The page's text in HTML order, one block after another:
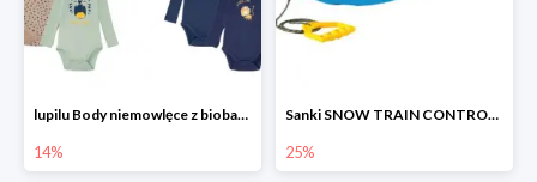
lupilu Body niemowlęce z biobawełny
14%
Sanki SNOW TRAIN CONTROL -25%
25%